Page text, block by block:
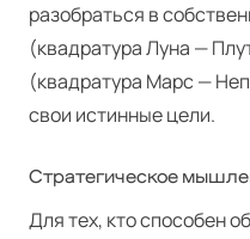
разобраться в
(квадратура Луна —
(квадратура Марс —
свои истинные цели.
Стратегическое
Для тех, кто способен